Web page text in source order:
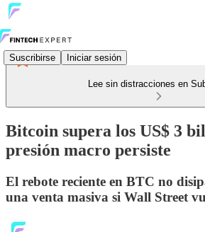
Suscribirse Iniciar sesión
Lee sin distracciones en
Bitcoin supera los US$ 3
presión macro persiste
El rebote reciente en BTC no
una venta masiva si Wall Street